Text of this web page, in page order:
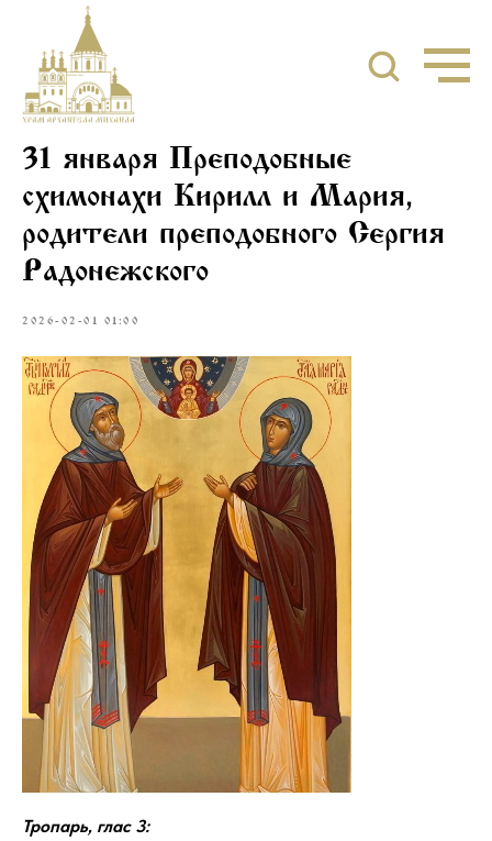
31 января Преподобные
схимонахи Кирилл и Мария,
родители преподобного Сергия
Радонежского
2026-02-01 01:00
Тропарь, глас 3: